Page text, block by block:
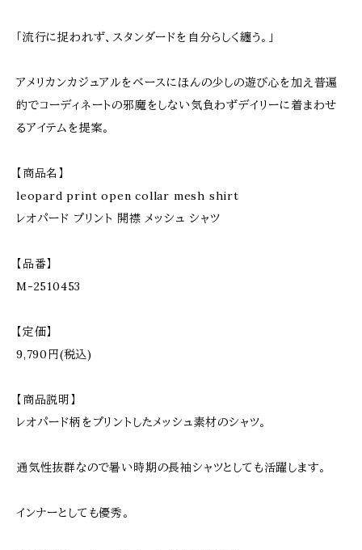
「流行に捉われず、スタンダードを自分らしく纏う。」
アメリカンカジュアルをベースにほんの少しの遊び心を加え普遍
的でコーディネートの邪魔をしない気負わずデイリーに着まわせ
るアイテムを提案。
【商品名】
leopard print open collar mesh shirt
レオパード プリント 開襟 メッシュ シャツ
【品番】
M-2510453
【定価】
9,790円(税込)
【商品説明】
レオパード柄をプリントしたメッシュ素材のシャツ。
通気性抜群なので暑い時期の長袖シャツとしても活躍します。
インナーとしても優秀。